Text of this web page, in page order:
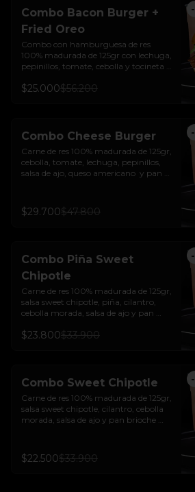
-
Combo Bacon Burger +
Fried Oreo
Combo con hamburguesa de res
100% madurada de 125gr con lechuga,
pepinillos, tomate, cebolla y tocineta +
$25.000$56.200
-
Combo Cheese Burger
Carne de res 100% madurada de 125gr,
cebolla, tomate, lechuga, pepinillos,
salsa de ajo, queso americano  y pan
$29.700$47.800
-
Combo Piña Sweet
Chipotle
Carne de res 100% madurada de 125gr,
salsa sweet chipotle, piña, cilantro,
cebolla morada, salsa de ajo y pan
casa.
$23.800$33.900
-
Combo Sweet Chipotle
Carne de res 100% madurada de 125gr,
salsa sweet chipotle, cilantro, cebolla
morada, salsa de ajo y pan brioche
$22.500$33.900